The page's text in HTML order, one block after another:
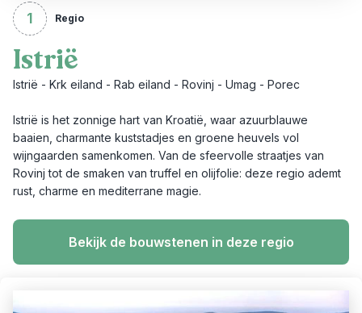
1 Regio
Istrië
Istrië - Krk eiland - Rab eiland - Rovinj - Umag - Porec
Istrië is het zonnige hart van Kroatië, waar azuurblauwe
baaien, charmante kuststadjes en groene heuvels vol
wijngaarden samenkomen. Van de sfeervolle straatjes van
Rovinj tot de smaken van truffel en olijfolie: deze regio ademt
rust, charme en mediterrane magie.
Bekijk de bouwstenen in deze regio